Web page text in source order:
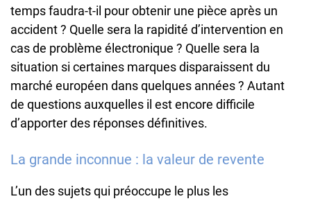
temps faudra-t-il pour obtenir une pièce après un
accident ? Quelle sera la rapidité d’intervention en
cas de problème électronique ? Quelle sera la
situation si certaines marques disparaissent du
marché européen dans quelques années ? Autant
de questions auxquelles il est encore difficile
d’apporter des réponses définitives.
La grande inconnue : la valeur de revente
L’un des sujets qui préoccupe le plus les